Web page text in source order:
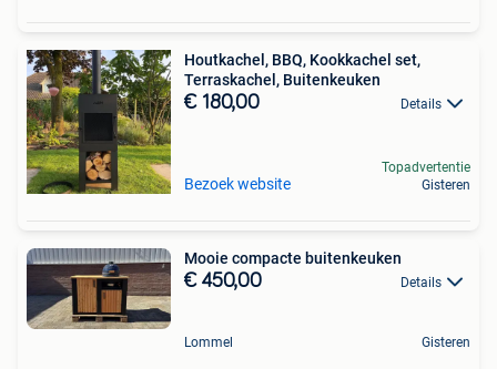
Houtkachel, BBQ, Kookkachel set,
Terraskachel, Buitenkeuken
€ 180,00 Details
Bezoek website
Topadvertentie
Gisteren
Mooie compacte buitenkeuken
€ 450,00 Details
Lommel Gisteren